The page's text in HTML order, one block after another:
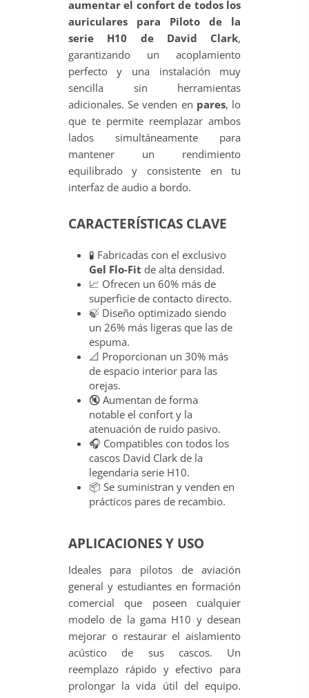
aumentar el confort de todos los
auriculares para Piloto de la
serie H10 de David Clark,
garantizando un acoplamiento
perfecto y una instalación muy
sencilla sin herramientas
adicionales. Se venden en pares, lo
que te permite reemplazar ambos
lados simultáneamente para
mantener un rendimiento
equilibrado y consistente en tu
interfaz de audio a bordo.
CARACTERÍSTICAS CLAVE
🧪 Fabricadas con el exclusivo
Gel Flo-Fit de alta densidad.
📈 Ofrecen un 60% más de
superficie de contacto directo.
🍃 Diseño optimizado siendo
un 26% más ligeras que las de
espuma.
📐 Proporcionan un 30% más
de espacio interior para las
orejas.
🔇 Aumentan de forma
notable el confort y la
atenuación de ruido pasivo.
🎧 Compatibles con todos los
cascos David Clark de la
legendaria serie H10.
📦 Se suministran y venden en
prácticos pares de recambio.
APLICACIONES Y USO
Ideales para pilotos de aviación
general y estudiantes en formación
comercial que poseen cualquier
modelo de la gama H10 y desean
mejorar o restaurar el aislamiento
acústico de sus cascos. Un
reemplazo rápido y efectivo para
prolongar la vida útil del equipo.